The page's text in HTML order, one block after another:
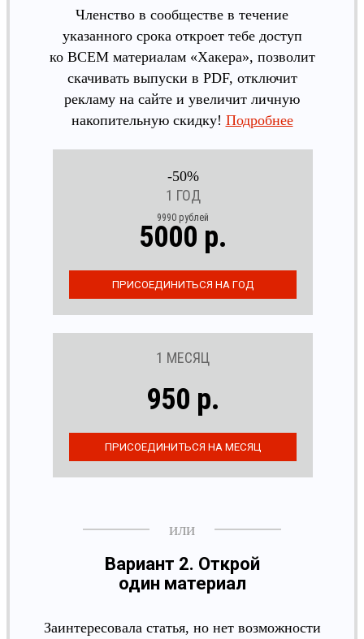
Членство в сообществе в течение
указанного срока откроет тебе доступ
ко ВСЕМ материалам «Хакера», позволит
скачивать выпуски в PDF, отключит
рекламу на сайте и увеличит личную
накопительную скидку! Подробнее
-50%
1 ГОД
9990 рублей
5000 р.
1 МЕСЯЦ
950 р.
Вариант 2. Открой
один материал
Заинтересовала статья, но нет возможности